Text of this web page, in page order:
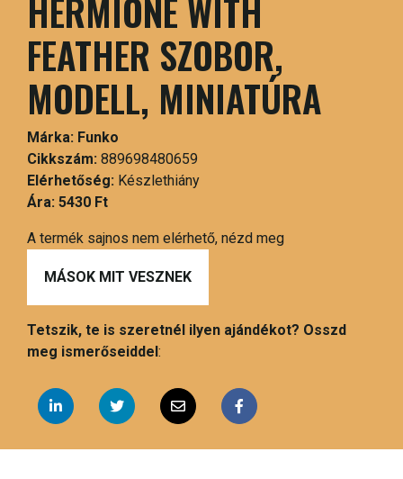
HERMIONE WITH
FEATHER SZOBOR,
MODELL, MINIATÚRA
Márka: Funko
Cikkszám: 889698480659
Elérhetőség: Készlethiány
Ára: 5430 Ft
A termék sajnos nem elérhető, nézd meg
MÁSOK MIT VESZNEK
Tetszik, te is szeretnél ilyen ajándékot? Osszd
meg ismerőseiddel: